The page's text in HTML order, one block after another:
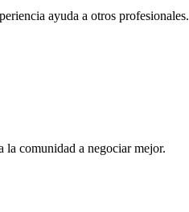
ayuda a otros profesionales.
la comunidad a negociar mejor.